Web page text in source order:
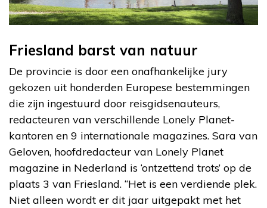
Friesland barst van natuur
De provincie is door een onafhankelijke jury
gekozen uit honderden Europese bestemmingen
die zijn ingestuurd door reisgidsenauteurs,
redacteuren van verschillende Lonely Planet-
kantoren en 9 internationale magazines. Sara van
Geloven, hoofdredacteur van Lonely Planet
magazine in Nederland is ‘ontzettend trots’ op de
plaats 3 van Friesland. “Het is een verdiende plek.
Niet alleen wordt er dit jaar uitgepakt met het